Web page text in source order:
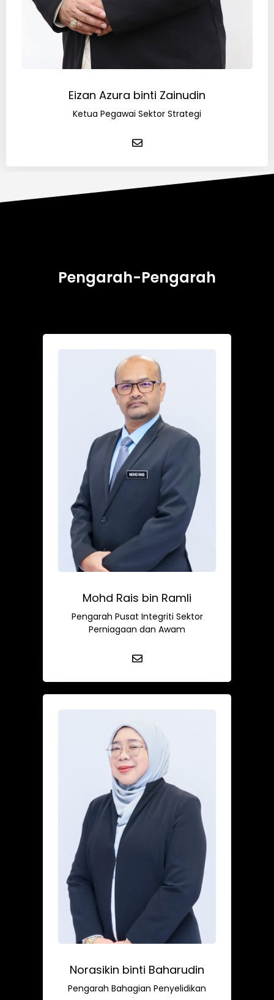
Eizan Azura binti Zainudin
Ketua Pegawai Sektor Strategi
Pengarah-Pengarah
Mohd Rais bin Ramli
Pengarah Pusat Integriti Sektor
Perniagaan dan Awam
Norasikin binti Baharudin
Pengarah Bahagian Penyelidikan